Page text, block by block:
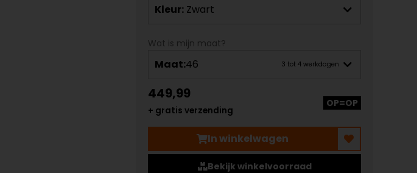
Kleur: Zwart
Wat is mijn maat?
Maat:46 3 tot 4 werkdagen
449,99
+ gratis verzending
OP=OP
In winkelwagen
Bekijk winkelvoorraad